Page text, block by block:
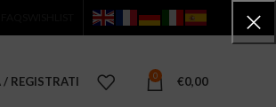
/ REGISTRATI 0 €0,00